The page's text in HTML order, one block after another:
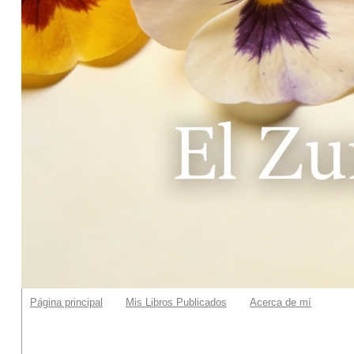
Página principal Mis Libros Publicados Acerca de mí